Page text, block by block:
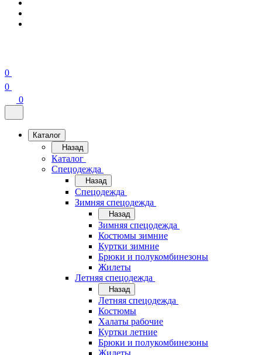
0
0
0
Каталог
Назад
Каталог
Спецодежда
Назад
Спецодежда
Зимняя спецодежда
Назад
Зимняя спецодежда
Костюмы зимние
Куртки зимние
Брюки и полукомбинезоны
Жилеты
Летняя спецодежда
Назад
Летняя спецодежда
Костюмы
Халаты рабочие
Куртки летние
Брюки и полукомбинезоны
Жилеты